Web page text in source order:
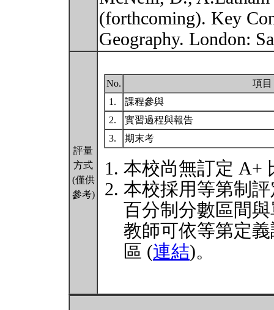
(forthcoming). Key
Geography. London:
評量
方式
(僅供
參考)
No.
項目
1.
課程參與
2.
實習過程與報告
3.
期末考
本校尚無訂定 A+
本校採用等第制
百分制分數區間
教師可依等第定
區 (連結)。